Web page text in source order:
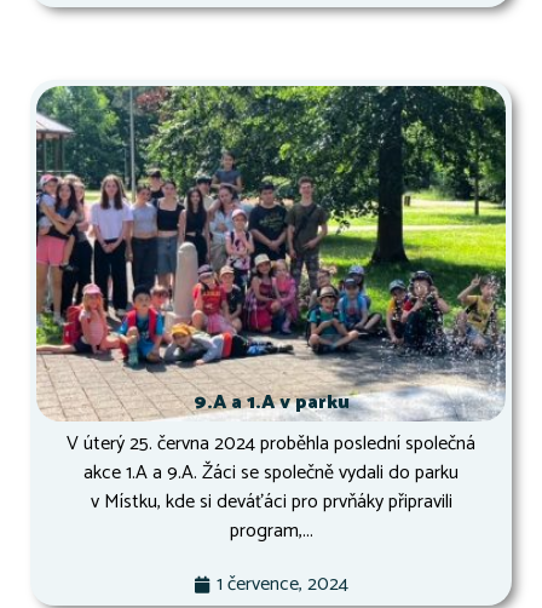
9.A a 1.A v parku
V úterý 25. června 2024 proběhla poslední společná
akce 1.A a 9.A. Žáci se společně vydali do parku
v Místku, kde si deváťáci pro prvňáky připravili
program,...
1 července, 2024